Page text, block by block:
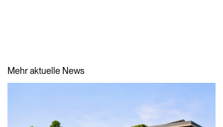
Mehr aktuelle News